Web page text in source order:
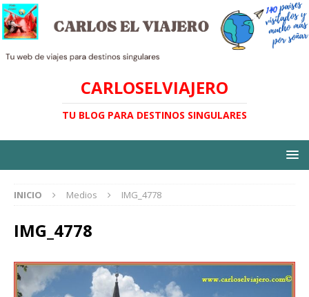
CARLOSELVIAJERO
TU BLOG PARA DESTINOS SINGULARES
INICIO Medios IMG_4778
IMG_4778